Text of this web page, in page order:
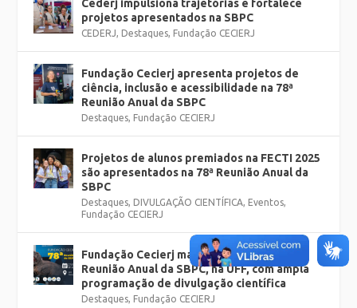
Cederj impulsiona trajetórias e fortalece
projetos apresentados na SBPC
CEDERJ, Destaques, Fundação CECIERJ
Fundação Cecierj apresenta projetos de
ciência, inclusão e acessibilidade na 78ª
Reunião Anual da SBPC
Destaques, Fundação CECIERJ
Projetos de alunos premiados na FECTI 2025
são apresentados na 78ª Reunião Anual da
SBPC
Destaques, DIVULGAÇÃO CIENTÍFICA, Eventos,
Fundação CECIERJ
Fundação Cecierj marca presença na 78ª
Reunião Anual da SBPC, na UFF, com ampla
programação de divulgação científica
Destaques, Fundação CECIERJ